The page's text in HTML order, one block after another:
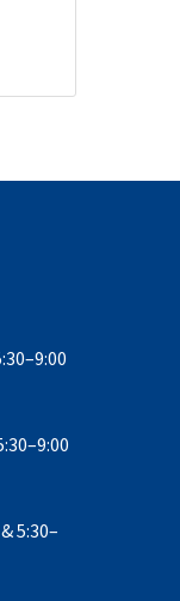
5:30–